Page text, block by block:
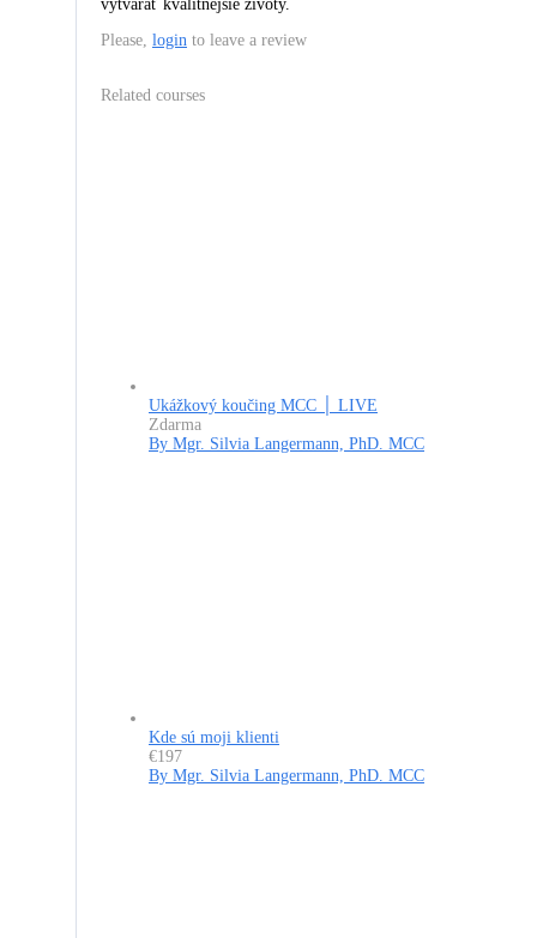
vytvárať kvalitnejšie životy.
Please, login to leave a review
Related courses
Ukážkový koučing MCC │ LIVE
Zdarma
By Mgr. Silvia Langermann, PhD. MCC
Kde sú moji klienti
€197
By Mgr. Silvia Langermann, PhD. MCC